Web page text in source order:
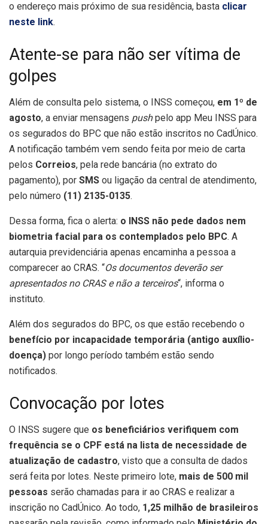
o endereço mais próximo de sua residência, basta clicar
neste link.
Atente-se para não ser vítima de
golpes
Além de consulta pelo sistema, o INSS começou, em 1º de
agosto, a enviar mensagens pushpelo app Meu INSS para
os segurados do BPC que não estão inscritos no CadÚnico.
A notificação também vem sendo feita por meio de carta
pelos Correios, pela rede bancária (no extrato do
pagamento), por SMS ou ligação da central de atendimento,
pelo número (11) 2135-0135.
Dessa forma, fica o alerta: o INSS não pede dados nem
biometria facial para os contemplados pelo BPC. A
autarquia previdenciária apenas encaminha a pessoa a
comparecer ao CRAS. “Os documentos deverão ser
apresentados no CRAS e não a terceiros“, informa o
instituto.
Além dos segurados do BPC, os que estão recebendo o
benefício por incapacidade temporária (antigo auxílio-
doença) por longo período também estão sendo
notificados.
Convocação por lotes
O INSS sugere que os beneficiários verifiquem com
frequência se o CPF está na lista de necessidade de
atualização de cadastro, visto que a consulta de dados
será feita por lotes. Neste primeiro lote, mais de 500 mil
pessoas serão chamadas para ir ao CRAS e realizar a
inscrição no CadÚnico. Ao todo, 1,25 milhão de brasileiros